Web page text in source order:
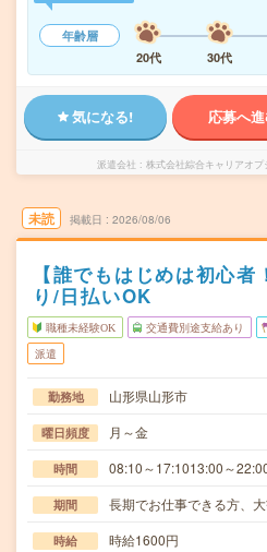
年齢層
20代
30代
気になる! 応募へ
派遣会社 株式会社綜合キャリアオ
未読 掲載日 2026/08/06
【誰でもはじめは初心者
り/日払いOK
職種未経験OK 交通費別途支給あり
派遣
勤務地 山形県山形市
曜日頻度 月～金
時間 08:10～17:1013:00～
期間 長期でお仕事できる方、大
時給 時給1600円